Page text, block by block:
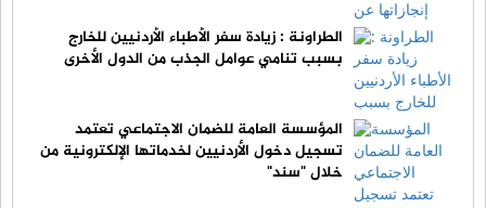
الطراونة : زيادة سفر الأطباء الأردنيين للخارج
بسبب تنامي عوامل الجذب من الدول الأخرى
المؤسسة العامة للضمان الاجتماعي تعتمد
تسجيل دخول الأردنيين لخدماتها الإلكترونية من
خلال "سند"